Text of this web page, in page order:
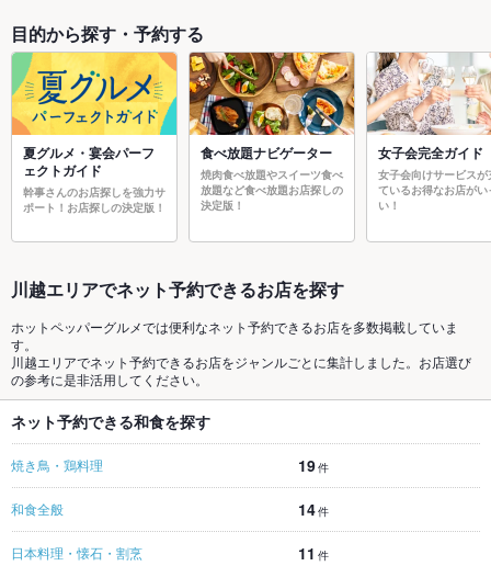
目的から探す・予約する
夏グルメ・宴会パーフ
ェクトガイド
幹事さんのお店探しを強力サ
ポート！お店探しの決定版！
食べ放題ナビゲーター
焼肉食べ放題やスイーツ食べ
放題など食べ放題お店探しの
決定版！
女子会完全ガイド
女子会向けサービスが
ているお得なお店がい
い！
川越エリアでネット予約できるお店を探す
ホットペッパーグルメでは便利なネット予約できるお店を多数掲載していま
す。
川越エリアでネット予約できるお店をジャンルごとに集計しました。お店選び
の参考に是非活用してください。
ネット予約できる和食を探す
焼き鳥・鶏料理 19件
和食全般 14件
日本料理・懐石・割烹 11 件